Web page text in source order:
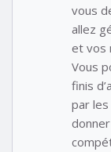
vous
allez
et vos
Vous
finis
par